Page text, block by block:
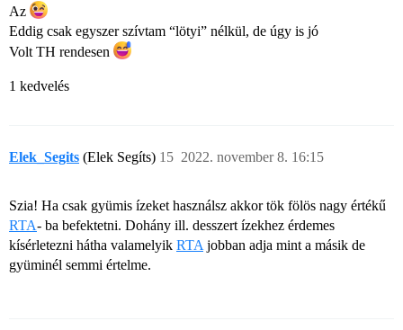
Az
Eddig csak egyszer szívtam “lötyi” nélkül, de úgy is jó
Volt TH rendesen
1 kedvelés
Elek_Segits (Elek Segíts) 2022. november 8. 16:15
15
Szia! Ha csak gyümis ízeket használsz akkor tök fölös nagy értékű
RTA- ba befektetni. Dohány ill. desszert ízekhez érdemes
kísérletezni hátha valamelyik RTA jobban adja mint a másik de
gyüminél semmi értelme.